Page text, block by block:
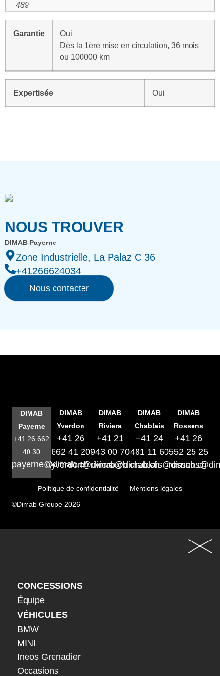
489
Garantie
Oui
Dès la 1ère mise en circulation, 36 mois
ou 100000 km
Expertisée Oui
NOUS TROUVER
DIMAB Payerne
Zone Industrielle, La Palaz C 36
+41266624034
Nous contacter
DIMAB
Payerne
+41 26 662
40 30
payerne@dimab.ch
DIMAB
Yverdon
+41 26
662 41 20
yverdon@dimab.ch
DIMAB
Riviera
+41 21
943 00 70
riviera@dimab.ch
DIMAB
Chablais
+41 24
481 11 60
chablais@dimab.ch
DIMAB
Rossens
+41 26
552 25 25
Politique de confidentialité
Mentions légales
©Dimab Groupe 2026
CONCESSIONS
Équipe
VÉHICULES
BMW
MINI
Ineos Grenadier
Occasions